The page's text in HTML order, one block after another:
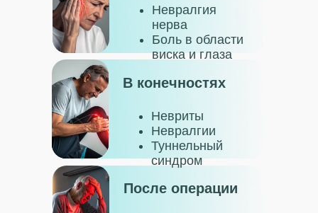
Невриты
Невралгии
Туннельный
синдром
В конечностях
После операции
Невралгия
нерва
Боль в области
виска и глаза